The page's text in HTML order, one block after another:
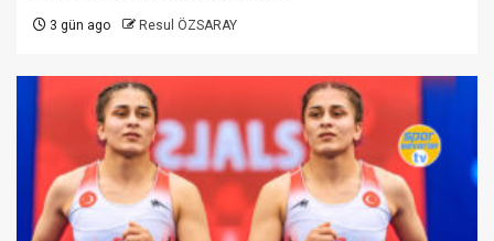
3 gün ago Resul ÖZSARAY